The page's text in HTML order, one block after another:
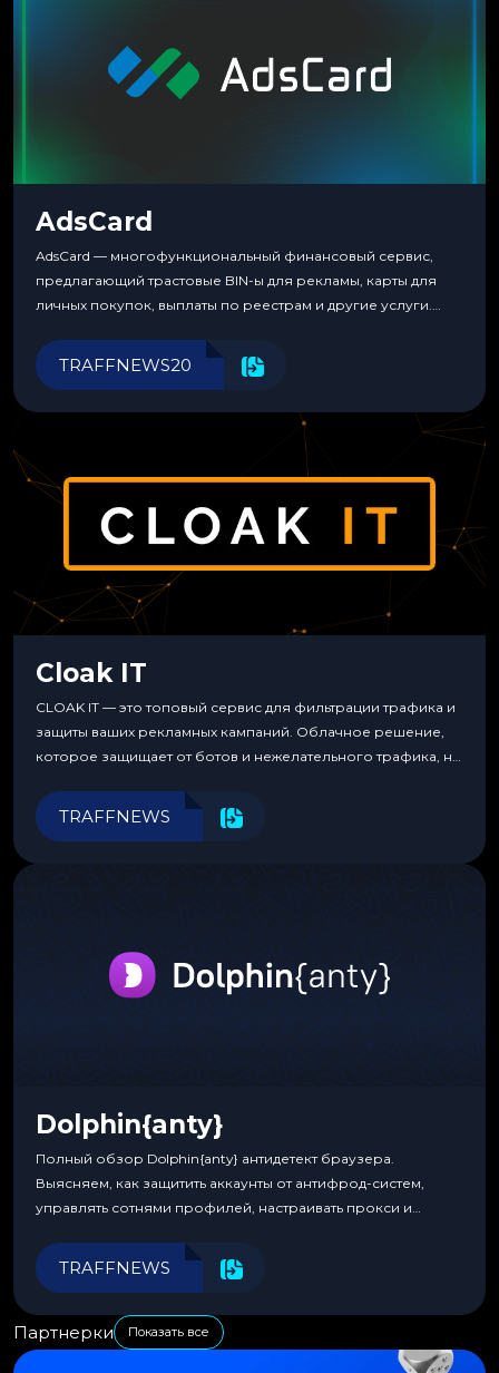
AdsCard
AdsCard — многофункциональный финансовый сервис,
предлагающий трастовые BIN-ы для рекламы, карты для
личных покупок, выплаты по реестрам и другие услуги.
инструменты для управления финансами.
TRAFFNEWS20
Cloak IT
CLOAK IT — это топовый сервис для фильтрации трафика и
защиты ваших рекламных кампаний. Облачное решение,
которое защищает от ботов и нежелательного трафика, не
программирования.
TRAFFNEWS
Dolphin{anty}
Полный обзор Dolphin{anty} антидетект браузера.
Выясняем, как защитить аккаунты от антифрод-систем,
управлять сотнями профилей, настраивать прокси и
эффективности.
TRAFFNEWS
Партнерки Показать все